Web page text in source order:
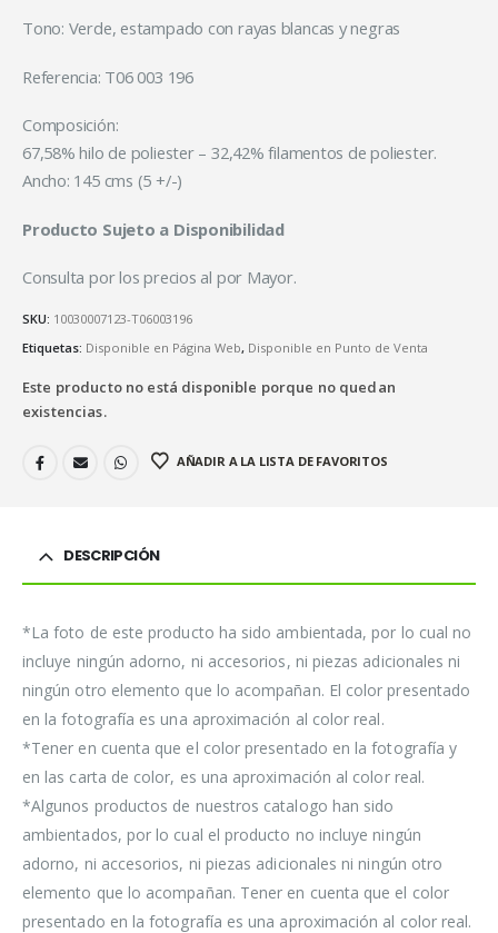
Tono: Verde, estampado con rayas blancas y negras
Referencia: T06 003 196
Composición:
67,58% hilo de poliester – 32,42% filamentos de poliester.
Ancho: 145 cms (5 +/-)
Producto Sujeto a Disponibilidad
Consulta por los precios al por Mayor.
SKU: 10030007123-T06003196
Etiquetas: Disponible en Página Web, Disponible en Punto de Venta
Este producto no está disponible porque no quedan
existencias.
AÑADIR A LA LISTA DE FAVORITOS
DESCRIPCIÓN
*La foto de este producto ha sido ambientada, por lo cual no
incluye ningún adorno, ni accesorios, ni piezas adicionales ni
ningún otro elemento que lo acompañan. El color presentado
en la fotografía es una aproximación al color real.
*Tener en cuenta que el color presentado en la fotografía y
en las carta de color, es una aproximación al color real.
*Algunos productos de nuestros catalogo han sido
ambientados, por lo cual el producto no incluye ningún
adorno, ni accesorios, ni piezas adicionales ni ningún otro
elemento que lo acompañan. Tener en cuenta que el color
presentado en la fotografía es una aproximación al color real.